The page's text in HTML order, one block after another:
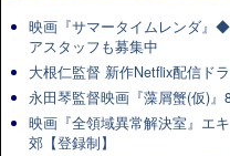
映画『サマータイムレンダ』
アスタッフも募集中
大根仁監督 新作Netflix配信ド
永田琴監督映画『藻屑蟹(仮)
映画『全領域異常解決室』エ
郊【登録制】